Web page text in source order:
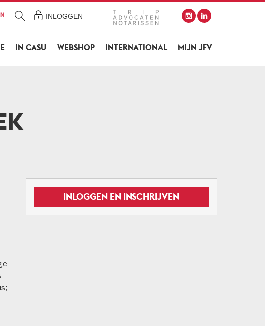
IN CASU WEBSHOP INTERNATIONAL MIJN JFV
INLOGGEN
INLOGGEN EN INSCHRIJVEN